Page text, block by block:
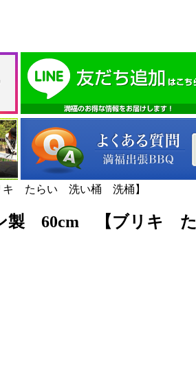
キ たらい 洗い桶 洗桶】
ン製 60cm 【ブリキ